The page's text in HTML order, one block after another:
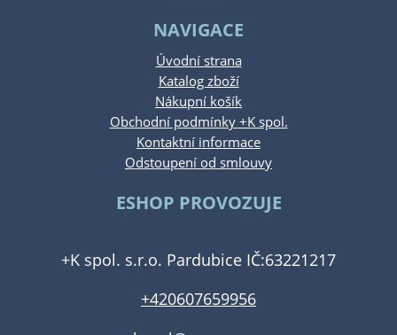
NAVIGACE
Úvodní strana
Katalog zboží
Nákupní košík
Obchodní podmínky +K spol.
Kontaktní informace
Odstoupení od smlouvy
ESHOP PROVOZUJE
+K spol. s.r.o. Pardubice IČ:63221217
+420607659956